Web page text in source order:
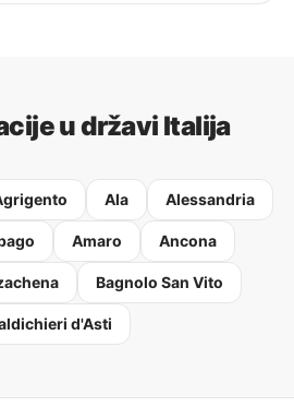
u državi Italija
Ala Alessandria
Amaro Ancona
Bagnolo San Vito
d'Asti